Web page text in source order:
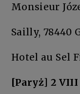
Monsieur
Sailly, 78440
Hotel au Sel
[Paryż] 2 VIII